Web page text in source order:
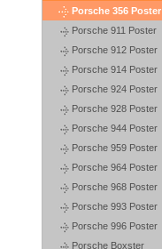
Porsche 356 Poster
Porsche 911 Poster
Porsche 912 Poster
Porsche 914 Poster
Porsche 924 Poster
Porsche 928 Poster
Porsche 944 Poster
Porsche 959 Poster
Porsche 964 Poster
Porsche 968 Poster
Porsche 993 Poster
Porsche 996 Poster
Porsche Boxster